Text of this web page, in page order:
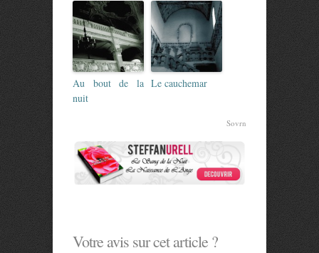
Au bout de la
nuit
Le cauchemar
Sovrn
Votre avis sur cet article ?